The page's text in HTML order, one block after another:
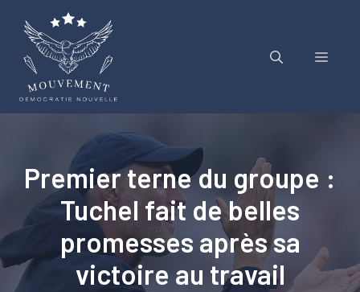
contenu
Menu
Premier terne du groupe :
Tuchel fait de belles
promesses après sa
victoire au travail